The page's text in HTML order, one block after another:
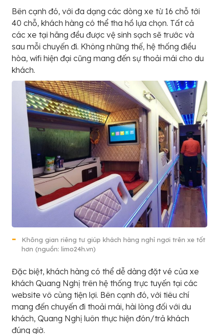
Bên cạnh đó, với đa dạng các dòng xe từ 16 chỗ tới
40 chỗ, khách hàng có thể tha hồ lựa chọn. Tất cả
các xe tại hãng đều được vệ sinh sạch sẽ trước và
sau mỗi chuyến đi. Không những thế, hệ thống điều
hòa, wifi hiện đại cũng mang đến sự thoải mái cho du
khách.
Không gian riêng tư giúp khách hàng nghỉ ngơi trên xe tốt
hơn (nguồn: limo24h.vn)
Đặc biệt, khách hàng có thể dễ dàng đặt vé của xe
khách Quang Nghị trên hệ thống trực tuyến tại các
website vô cùng tiện lợi. Bên cạnh đó, với tiêu chí
mang đến chuyến đi thoải mái, hài lòng đối với du
khách, Quang Nghị luôn thực hiện đón/trả khách
đúng giờ.